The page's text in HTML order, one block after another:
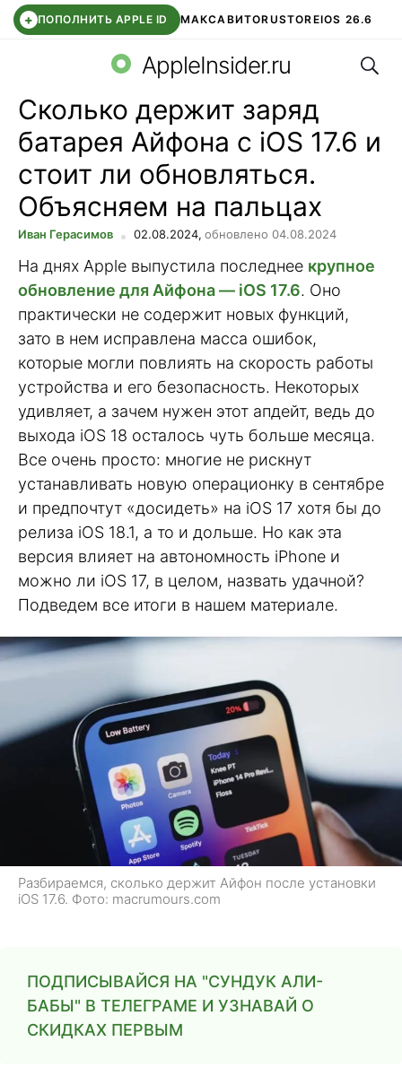
+ ПОПОЛНИТЬ APPLE ID МАКСАВИТОRUSTOREIOS 26.6
СБЕР КИДС ВТБ ОНЛАЙН ЧАТ В ROBLOX
AppleInsider.ru
Сколько держит заряд
батарея Айфона с iOS 17.6 и
стоит ли обновляться.
Объясняем на пальцах
Иван Герасимов 02.08.2024, обновлено 04.08.2024
На днях Apple выпустила последнее крупное
обновление для Айфона — iOS 17.6. Оно
практически не содержит новых функций,
зато в нем исправлена масса ошибок,
которые могли повлиять на скорость работы
устройства и его безопасность. Некоторых
удивляет, а зачем нужен этот апдейт, ведь до
выхода iOS 18 осталось чуть больше месяца.
Все очень просто: многие не рискнут
устанавливать новую операционку в сентябре
и предпочтут «досидеть» на iOS 17 хотя бы до
релиза iOS 18.1, а то и дольше. Но как эта
версия влияет на автономность iPhone и
можно ли iOS 17, в целом, назвать удачной?
Подведем все итоги в нашем материале.
Разбираемся, сколько держит Айфон после установки
iOS 17.6. Фото: macrumours.com
ПОДПИСЫВАЙСЯ НА "СУНДУК АЛИ-
БАБЫ" В ТЕЛЕГРАМЕ И УЗНАВАЙ О
СКИДКАХ ПЕРВЫМ